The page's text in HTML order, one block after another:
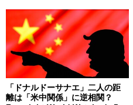
「ドナルドーサナエ」二人の距
離は「米中関係」に逆相関？